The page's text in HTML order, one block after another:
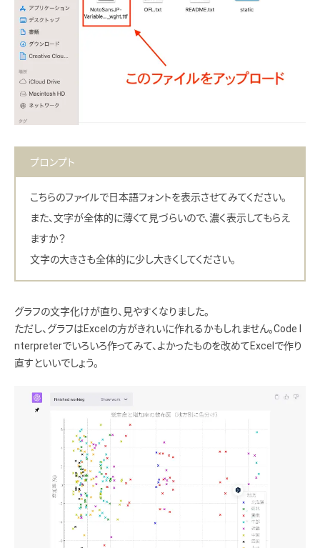
プロンプト
こちらのファイルで日本語フォントを表示させてみてください。
また、文字が全体的に薄くて見づらいので、濃く表示してもらえ
ますか？
文字の大きさも全体的に少し大きくしてください。
グラフの文字化けが直り、見やすくなりました。
ただし、グラフはExcelの方がきれいに作れるかもしれません。Code I
nterpreterでいろいろ作ってみて、よかったものを改めてExcelで作り
直すといいでしょう。